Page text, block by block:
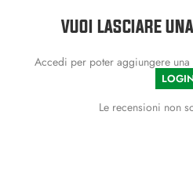
VUOI LASCIARE
Accedi per poter aggiungere
Le recensioni non